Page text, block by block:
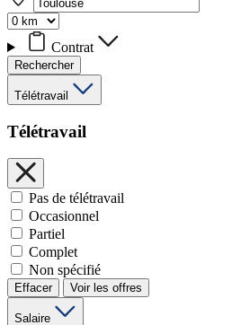
Contrat
Rechercher
Télétravail
Télétravail
Pas de télétravail
Occasionnel
Partiel
Complet
Non spécifié
Effacer Voir les offres
Salaire